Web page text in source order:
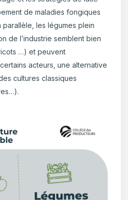
de maladies fongiques
parallèle, les légumes plein
de l’industrie semblent bien
…) et peuvent
acteurs, une alternative
cultures classiques
).